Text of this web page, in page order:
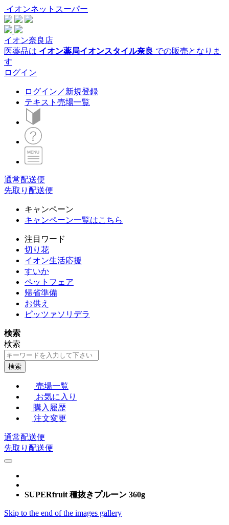
イオンネットスーパー
イオン奈良店
医薬品は イオン薬局イオンスタイル奈良 での販売となりま
す
ログイン
ログイン／新規登録
テキスト売場一覧
通常配送便
先取り配送便
キャンペーン
キャンペーン一覧はこちら
注目ワード
切り花
イオン生活応援
すいか
ペットフェア
帰省準備
お供え
ピッツァソリデラ
検索
検索
検索
売場一覧
お気に入り
購入履歴
注文変更
通常配送便
先取り配送便
SUPERfruit 種抜きプルーン 360g
Skip to the end of the images gallery